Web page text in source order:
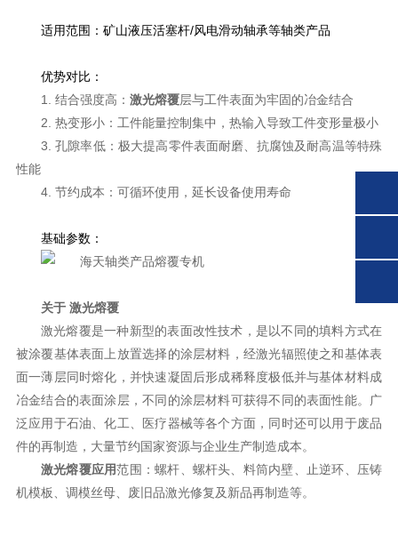
适用范围： 矿山液压活塞杆/风电滑动轴承等轴类产品
优势对比：
1. 结合强度高： 激光熔覆层与工件表面为牢固的冶金结合
2. 热变形小：工件能量控制集中，热输入导致工件变形量极小
3. 孔隙率低：极大提高零件表面耐磨、抗腐蚀及耐高温等特殊
性能
4. 节约成本：可循环使用，延长设备使用寿命
基础参数：
关于 激光熔覆
激光熔覆是一种新型的表面改性技术，是以不同的填料方式在
被涂覆基体表面上放置选择的涂层材料，经激光辐照使之和基体表
面一薄层同时熔化，并快速凝固后形成稀释度极低并与基体材料成
冶金结合的表面涂层，不同的涂层材料可获得不同的表面性能。广
泛应用于石油、化工、医疗器械等各个方面，同时还可以用于废品
件的再制造，大量节约国家资源与企业生产制造成本。
激光熔覆应用范围：螺杆、螺杆头、料筒内壁、止逆环、压铸
机模板、调模丝母、废旧品激光修复及新品再制造等。